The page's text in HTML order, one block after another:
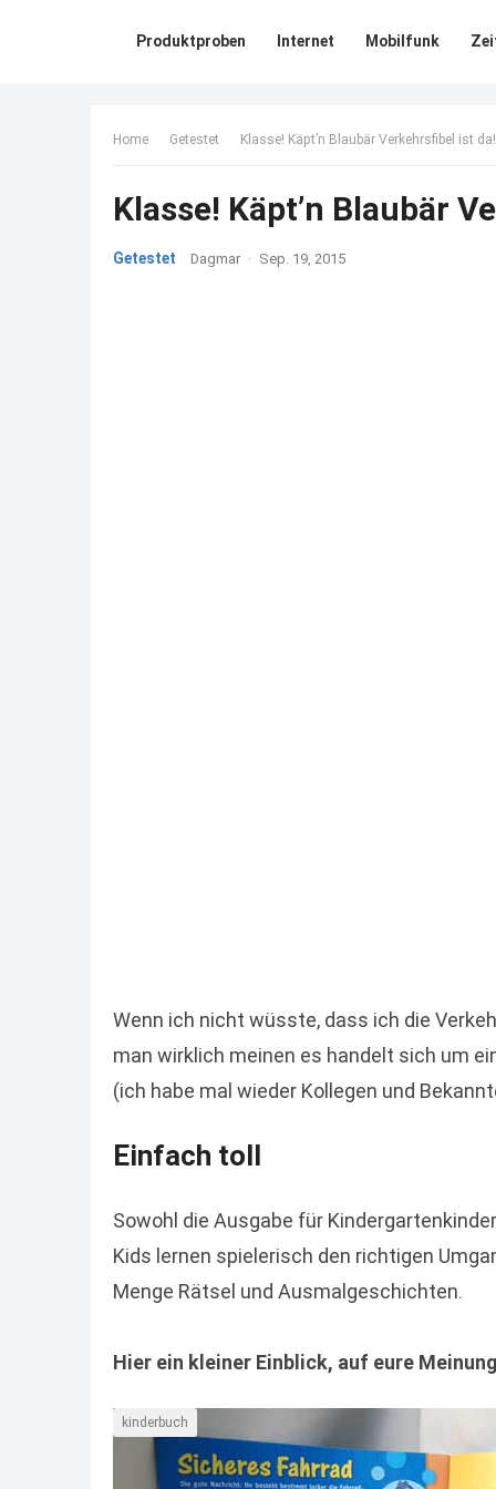
Produktproben Internet Mobilfunk
Home Getestet Klasse! Käpt’n Blaubär Verkehrsfibel ist da!
Klasse! Käpt’n Blaubär
Getestet Dagmar · Sep. 19, 2015
Wenn ich nicht wüsste, dass ich die
man wirklich meinen es handelt sich um
(ich habe mal wieder Kollegen und
Einfach toll
Sowohl die Ausgabe für
Kids lernen spielerisch den richtigen
Menge Rätsel und Ausmalgeschichten.
Hier ein kleiner Einblick, auf eure
kinderbuch